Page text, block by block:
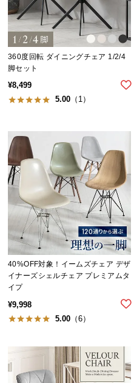
い
て
送
に
つ
小
型
商
品
の
送
に
い
360度回転 ダイニングチェア 1/2/4
脚セット
¥8,499
5.00 （1）
40%OFF対象！イームズチェア デザ
イナーズシェルチェア プレミアムタ
イプ
¥9,998
5.00 （6）